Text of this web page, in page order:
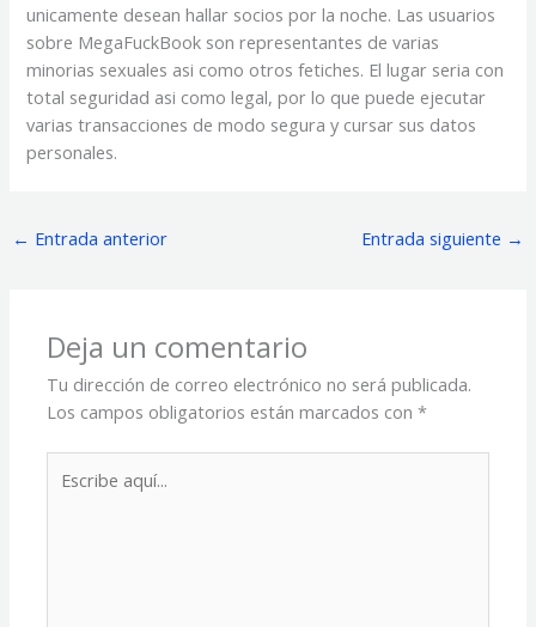
unicamente desean hallar socios por la noche. Las usuarios
sobre MegaFuckBook son representantes de varias
minorias sexuales asi­ como otros fetiches. El lugar seri­a con
total seguridad asi­ como legal, por lo que puede ejecutar
varias transacciones de modo segura y cursar sus datos
personales.
← Entrada anterior Entrada siguiente →
Deja un comentario
Tu dirección de correo electrónico no será publicada.
Los campos obligatorios están marcados con*
aquí...